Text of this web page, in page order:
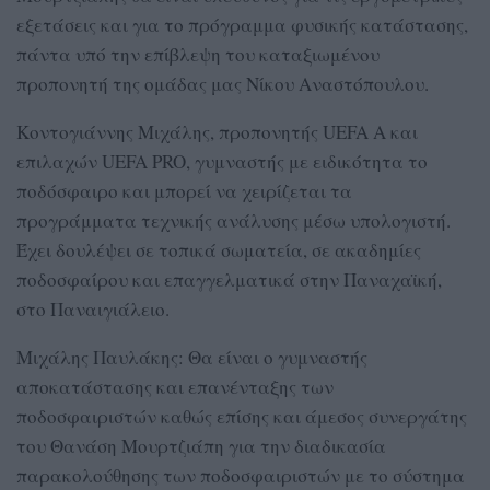
εξετάσεις και για το πρόγραμμα φυσικής κατάστασης,
πάντα υπό την επίβλεψη του καταξιωμένου
προπονητή της ομάδας μας Νίκου Αναστόπουλου.
Κοντογιάννης Μιχάλης, προπονητής UEFA A και
επιλαχών UEFA PRO, γυμναστής με ειδικότητα το
ποδόσφαιρο και μπορεί να χειρίζεται τα
προγράμματα τεχνικής ανάλυσης μέσω υπολογιστή.
Έχει δουλέψει σε τοπικά σωματεία, σε ακαδημίες
ποδοσφαίρου και επαγγελματικά στην Παναχαϊκή,
στο Παναιγιάλειο.
Μιχάλης Παυλάκης: Θα είναι ο γυμναστής
αποκατάστασης και επανένταξης των
ποδοσφαιριστών καθώς επίσης και άμεσος συνεργάτης
του Θανάση Μουρτζιάπη για την διαδικασία
παρακολούθησης των ποδοσφαιριστών με το σύστημα